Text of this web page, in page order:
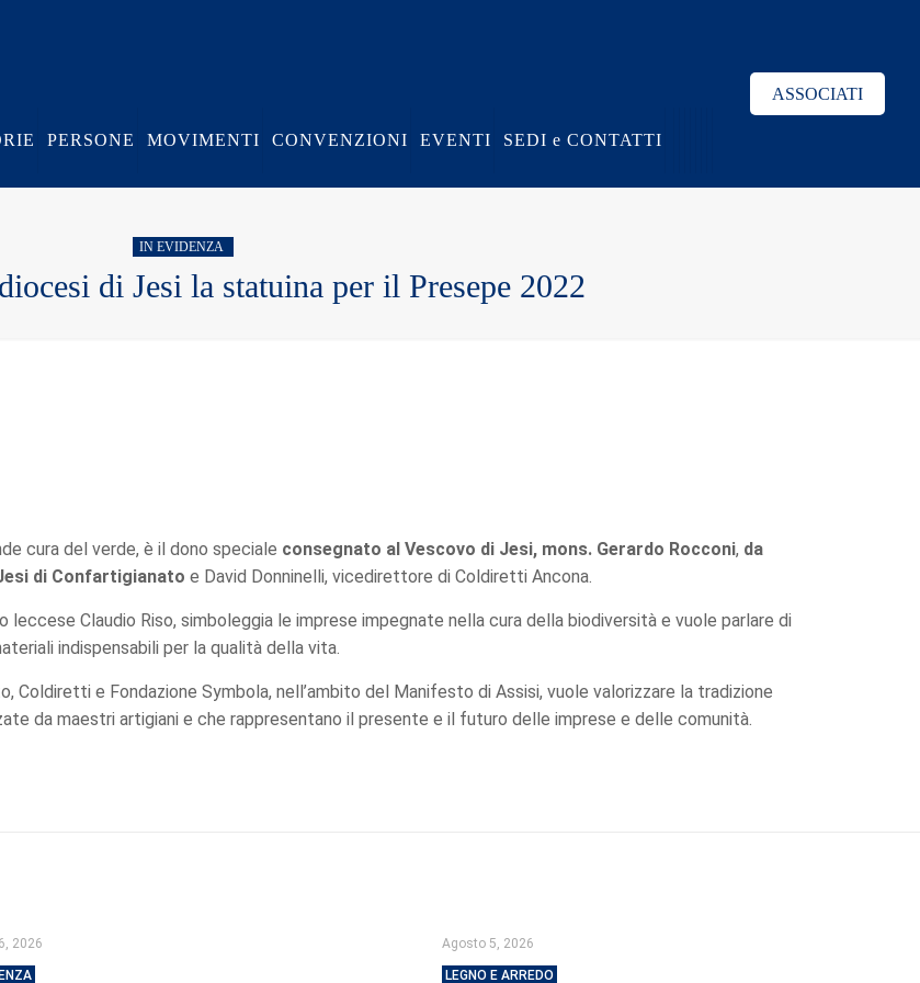
PERSONE MOVIMENTI CONVENZIONI EVENTI SEDI e CONTATTI
ASSOCIATI
IN EVIDENZA
di Jesi la statuina per il Presepe 2022
cura del verde, è il dono speciale consegnato al Vescovo di Jesi, mons. Gerardo Rocconi, da
di Confartigianato e David Donninelli, vicedirettore di Coldiretti Ancona.
Claudio Riso, simboleggia le imprese impegnate nella cura della biodiversità e vuole parlare di
indispensabili per la qualità della vita.
Coldiretti e Fondazione Symbola, nell’ambito del Manifesto di Assisi, vuole valorizzare la tradizione
da maestri artigiani e che rappresentano il presente e il futuro delle imprese e delle comunità.
2026 Agosto 5, 2026
LEGNO E ARREDO